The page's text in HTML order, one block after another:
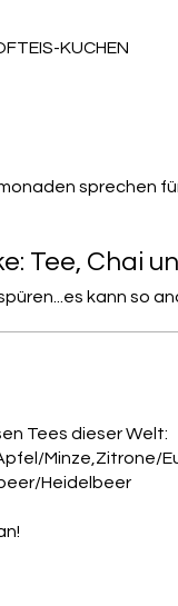
KUCHEN
sprechen
Tee, Chai
kann so
Tees dieser Welt:
Minze,Zitrone/
Heidelbeer